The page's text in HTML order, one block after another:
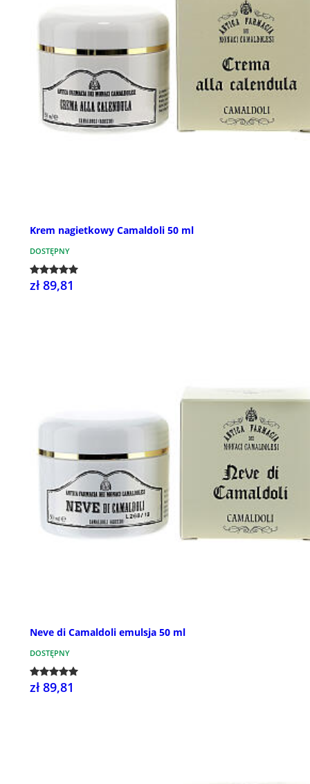
Krem nagietkowy Camaldoli 50 ml
DOSTĘPNY
zł 89,81
Neve di Camaldoli emulsja 50 ml
DOSTĘPNY
zł 89,81